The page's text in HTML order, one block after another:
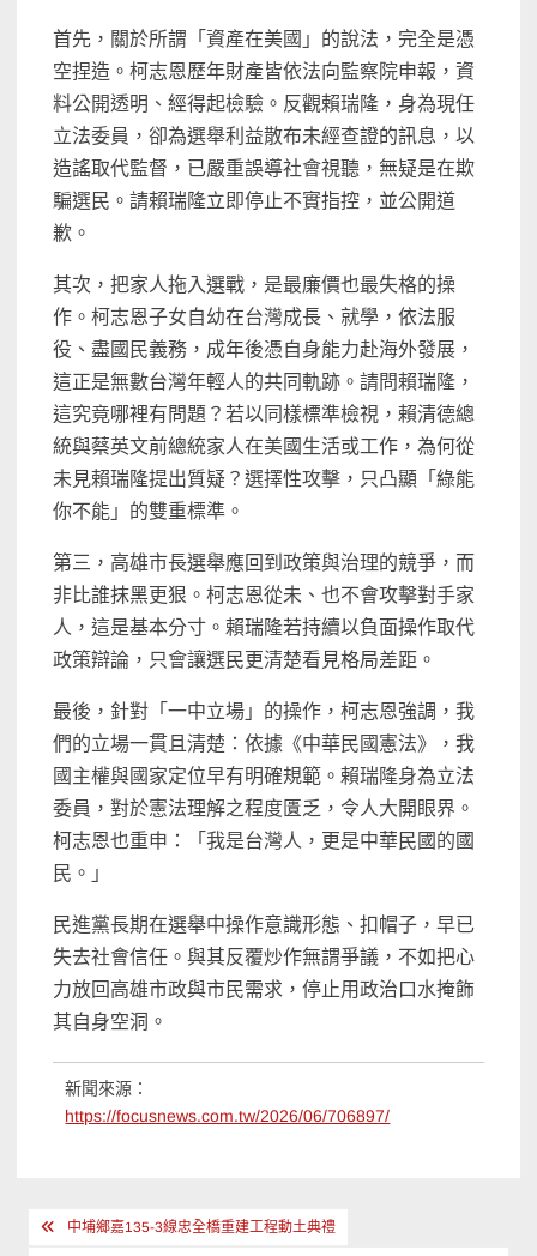
首先，關於所謂「資產在美國」的說法，完全是憑
空捏造。柯志恩歷年財產皆依法向監察院申報，資
料公開透明、經得起檢驗。反觀賴瑞隆，身為現任
立法委員，卻為選舉利益散布未經查證的訊息，以
造謠取代監督，已嚴重誤導社會視聽，無疑是在欺
騙選民。請賴瑞隆立即停止不實指控，並公開道
歉。
其次，把家人拖入選戰，是最廉價也最失格的操
作。柯志恩子女自幼在台灣成長、就學，依法服
役、盡國民義務，成年後憑自身能力赴海外發展，
這正是無數台灣年輕人的共同軌跡。請問賴瑞隆，
這究竟哪裡有問題？若以同樣標準檢視，賴清德總
統與蔡英文前總統家人在美國生活或工作，為何從
未見賴瑞隆提出質疑？選擇性攻擊，只凸顯「綠能
你不能」的雙重標準。
第三，高雄市長選舉應回到政策與治理的競爭，而
非比誰抹黑更狠。柯志恩從未、也不會攻擊對手家
人，這是基本分寸。賴瑞隆若持續以負面操作取代
政策辯論，只會讓選民更清楚看見格局差距。
最後，針對「一中立場」的操作，柯志恩強調，我
們的立場一貫且清楚：依據《中華民國憲法》，我
國主權與國家定位早有明確規範。賴瑞隆身為立法
委員，對於憲法理解之程度匱乏，令人大開眼界。
柯志恩也重申：「我是台灣人，更是中華民國的國
民。」
民進黨長期在選舉中操作意識形態、扣帽子，早已
失去社會信任。與其反覆炒作無謂爭議，不如把心
力放回高雄市政與市民需求，停止用政治口水掩飾
其自身空洞。
新聞來源：
https://focusnews.com.tw/2026/06/706897/
文 中埔鄉嘉135-3線忠全橋重建工程動土典禮